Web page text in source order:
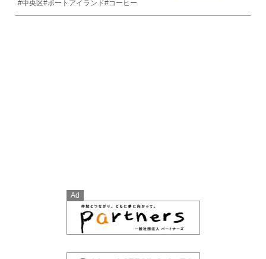
#中央区#ポートアイランド#コーヒー
Ad